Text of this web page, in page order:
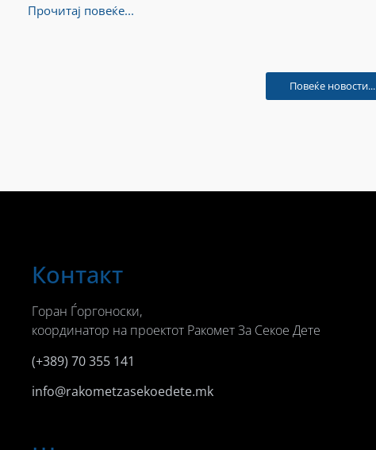
Прочитај повеќе...
Повеќе новости...
Контакт
Горан Ѓоргоноски,
координатор на проектот Ракомет За Секое Дете
(+389) 70 355 141
info@rakometzasekoedete.mk